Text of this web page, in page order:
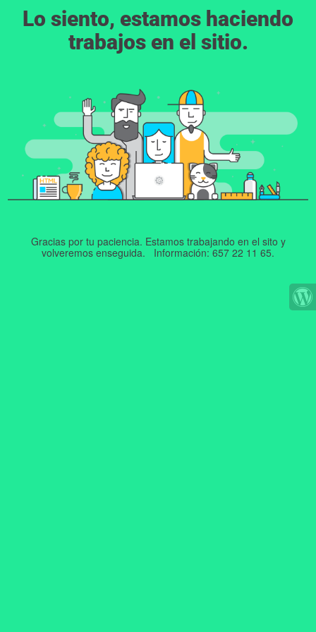
Lo siento, estamos haciendo
trabajos en el sitio.
Gracias por tu paciencia. Estamos trabajando en el sito y
volveremos enseguida. Información: 657 22 11 65.